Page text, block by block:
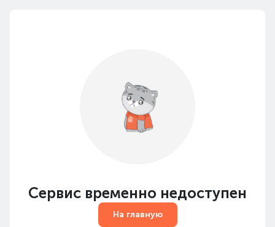
Сервис временно недоступен
На главную